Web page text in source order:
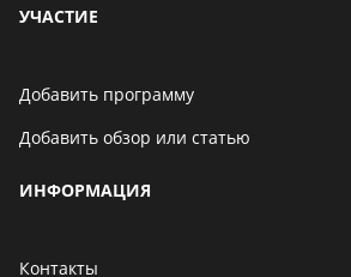
УЧАСТИЕ
Добавить программу
Добавить обзор или статью
ИНФОРМАЦИЯ
Контакты